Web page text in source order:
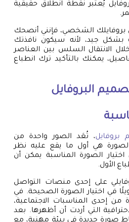
يُعتبر نقطة انطلاق حقيقية
بروفايلك الشخصي، فإنني أنصحك
بشكل جيد، لأنه سيكون نافذتك
الانتقال السلس بين العناصر
يمكنك بالتأكيد ترك انطباع
البروفايل
بروفايل، تُعَد الصور واحدة من
الصورة هي أول ما يقع عليه نظر
اختيار الصورة المناسبة يمكن أن
الأول.
على إحدى منصات التواصل
في اختيار الصورة الصحيحة. في
من إحدى المناسبات الاجتماعية،
التي أردت أن أظهرها. بعد